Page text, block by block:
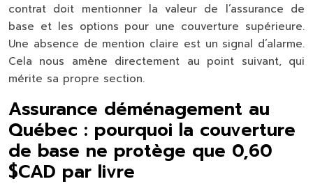
contrat doit mentionner la valeur de l’assurance de
base et les options pour une couverture supérieure.
Une absence de mention claire est un signal d’alarme.
Cela nous amène directement au point suivant, qui
mérite sa propre section.
Assurance déménagement au
Québec : pourquoi la couverture
de base ne protège que 0,60
$CAD par livre